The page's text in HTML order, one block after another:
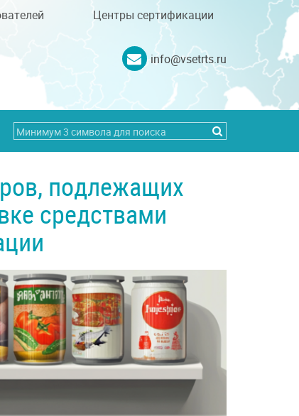
info@vsetrts.ru
Центры сертификации
подлежащих
средствами